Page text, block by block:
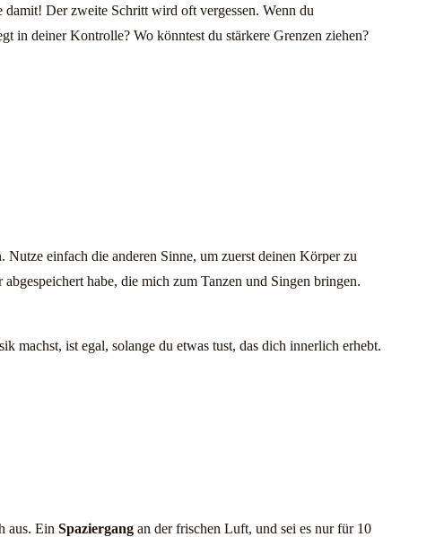
damit! Der zweite Schritt wird oft vergessen. Wenn du
in deiner Kontrolle? Wo könntest du stärkere Grenzen ziehen?
einfach die anderen Sinne, um zuerst deinen Körper zu
habe, die mich zum Tanzen und Singen bringen.
machst, ist egal, solange du etwas tust, das dich innerlich erhebt.
aus. Ein Spaziergang an der frischen Luft, und sei es nur für 10